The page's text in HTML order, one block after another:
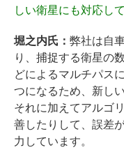
しい衛星にも対応し
堀之内氏： 弊社は自
り、捕捉する衛星の
どによるマルチパス
つになるため、新し
それに加えてアルゴ
善したりして、誤差
力しています。